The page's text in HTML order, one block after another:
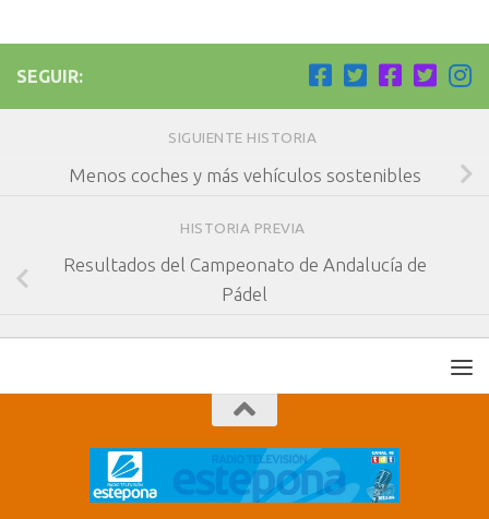
SEGUIR:
SIGUIENTE HISTORIA
Menos coches y más vehículos sostenibles
HISTORIA PREVIA
Resultados del Campeonato de Andalucía de
Pádel